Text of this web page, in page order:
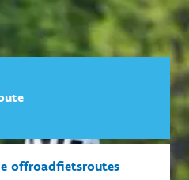
offroadfietsroutes